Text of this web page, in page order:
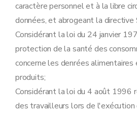
caractère personnel et à la libre
données, et abrogeant la directive
Considérant la loi du 24 janvier
protection de la santé des
concerne les denrées
produits;
Considérant la loi du 4 août 1996
des travailleurs lors de l'exécution